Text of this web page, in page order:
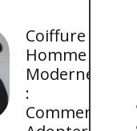
Coiffure
Homme
Moderne
:
Comment